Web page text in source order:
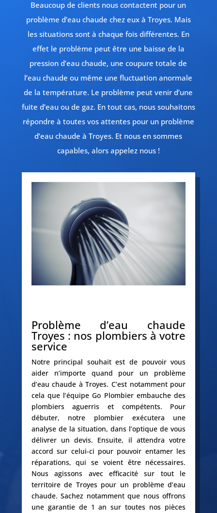
Beaucoup de clients nous contactent pour un
problème d’eau chaude chez eux à Troyes. Mais
les situations sont à chaque fois différentes. En
effet le problème peut être une baisse de la
pression d’eau chaude, une coupure totale de
l’eau chaude ou même une fluctuation anormale
de la température. Le problème peut venir d’une
fuite d’eau ou de gaz. En tout cas, nous souhaitons
répondre à toutes vos attentes pour un problème
d’eau chaude à Troyes. Et nous en sommes
capables, alors appelez nous !
Problème d’eau chaude
Troyes : nos plombiers à votre
service
Notre principal souhait est de pouvoir vous
aider n’importe quand pour un problème
d’eau chaude à Troyes. C’est notamment pour
cela que l’équipe Go Plombier embauche des
plombiers aguerris et compétents. Pour
débuter, notre plombier exécutera une
analyse de la situation, dans l’optique de vous
délivrer un devis. Ensuite, il attendra votre
accord sur celui-ci pour pouvoir entamer les
réparations, qui se voient être nécessaires.
Nous agissons avec efficacité sur tout le
territoire de Troyes pour un problème d’eau
chaude. Sachez notamment que nous offrons
une garantie de 1 an sur toutes nos pièces